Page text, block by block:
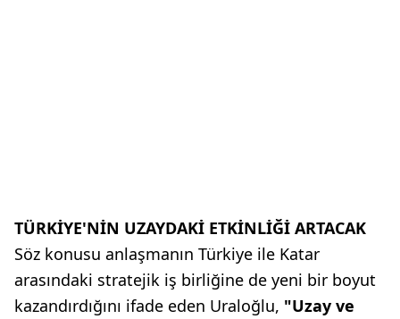
TÜRKİYE'NİN UZAYDAKİ ETKİNLİĞİ ARTACAK
Söz konusu anlaşmanın Türkiye ile Katar
arasındaki stratejik iş birliğine de yeni bir boyut
kazandırdığını ifade eden Uraloğlu, "Uzay ve